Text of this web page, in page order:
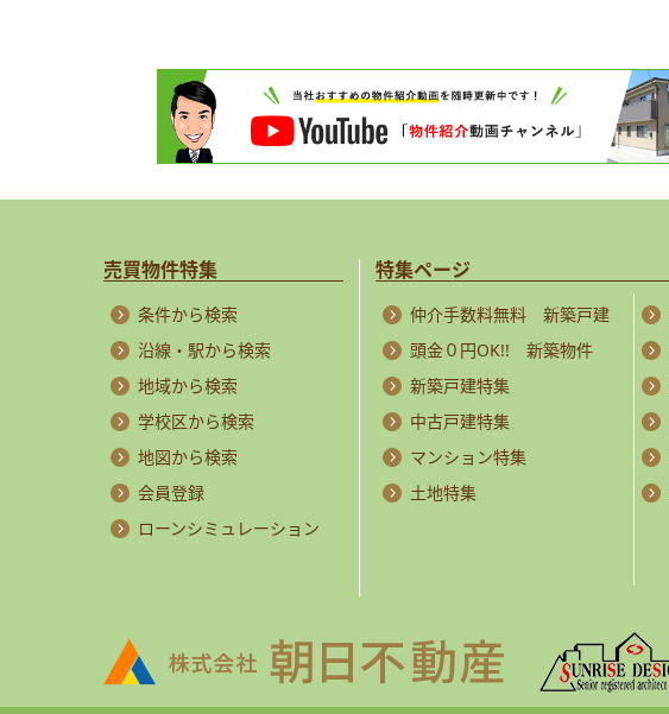
売買物件特集
条件から検索
沿線・駅から検索
地域から検索
学校区から検索
地図から検索
会員登録
ローンシミュレーション
特集ページ
仲介手数料無料 新築戸建
頭金０円OK!! 新築物件
新築戸建特集
中古戸建特集
マンション特集
土地特集